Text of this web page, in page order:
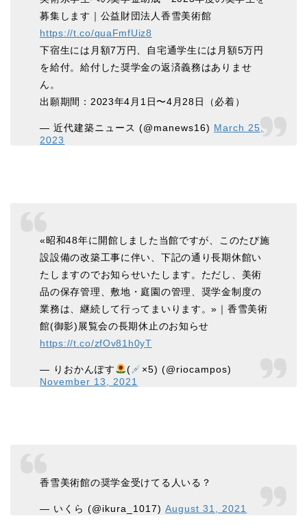
募集します｜公益財団法人香雪美術館
https://t.co/quaFmfUiz8
下宿生には月額7万円、自宅通学生には月額5万円
を給付。給付した奨学金の返済義務はありませ
ん。
出願期間：2023年4月1日〜4月28日（必着）
— 近代建築ニュース (@manews16) March 25,
2023
«昭和48年に開館しました当館ですが、このたび施
設設備の改築工事に伴い、下記の通り長期休館い
たしますのでお知らせいたします。ただし、美術
品の保存管理、敷地・庭園の管理、奨学金制度の
業務は、継続して行ってまいります。»｜香雪美術
館(御影)展覧会の長期休止のお知らせ
https://t.co/zfOv81h0yT
— りおかんぽす (
×5) (@riocampos)
November 13, 2021
香雪美術館の奨学金受けてる人いる？
— いくら (@ikura_1017)August 31, 2021